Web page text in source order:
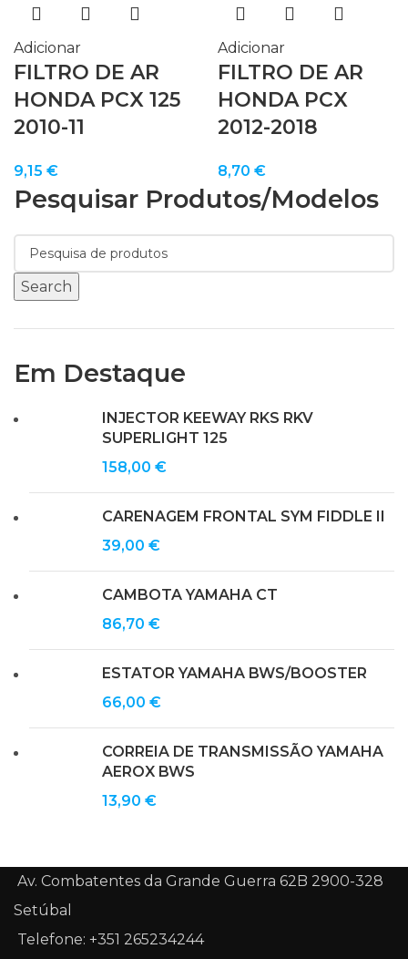
Pesquisar Produtos/modelos
Search
Em Destaque
INJECTOR KEEWAY RKS RKV
SUPERLIGHT 125
158,00 €
CARENAGEM FRONTAL SYM FIDDLE II
39,00 €
CAMBOTA YAMAHA CT
86,70 €
ESTATOR YAMAHA BWS/BOOSTER
66,00 €
CORREIA DE TRANSMISSÃO YAMAHA
AEROX BWS
13,90 €
Adicionar
FILTRO DE AR
HONDA PCX 125
2010-11
9,15 €
Adicionar
FILTRO DE AR
HONDA PCX
2012-2018
8,70 €
Av. Combatentes da Grande Guerra 62B 2900-328
Setúbal
Telefone: +351 265234244